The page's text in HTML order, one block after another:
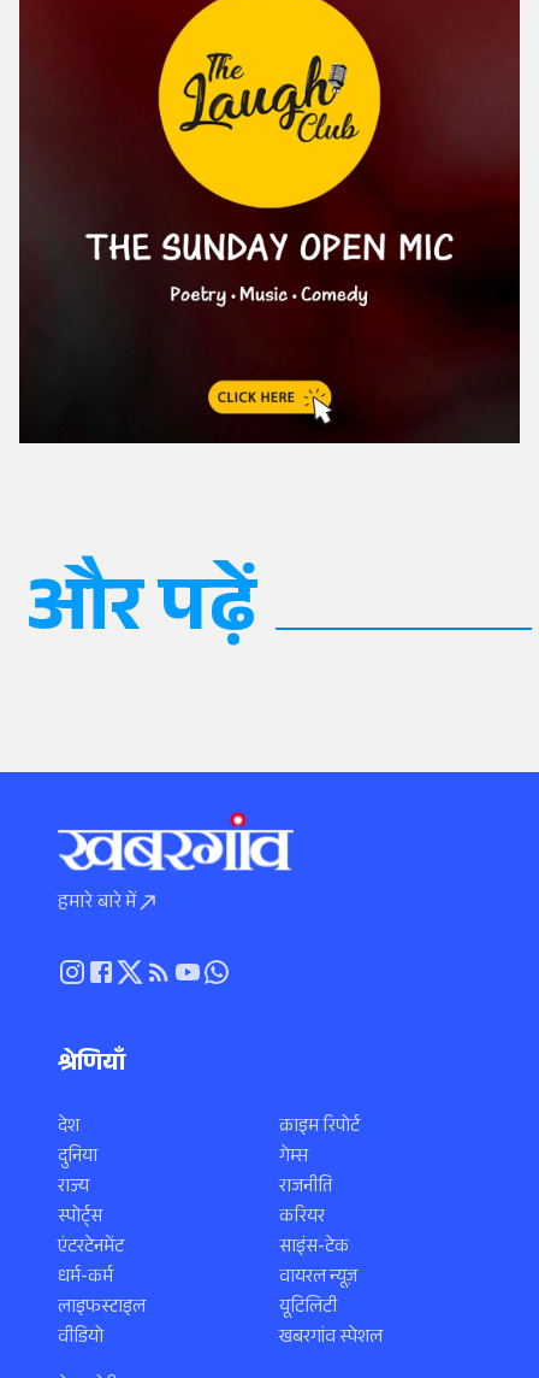
और पढ़ें
हमारे बारे में
श्रेणियाँ
देश
दुनिया
राज्य
स्पोर्ट्स
एंटरटेनमेंट
धर्म-कर्म
लाइफस्टाइल
वीडियो
क्राइम रिपोर्ट
गेम्स
राजनीति
करियर
साइंस-टेक
वायरल न्यूज़
यूटिलिटी
खबरगांव स्पेशल